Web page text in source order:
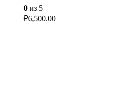
0 из 5
₽6,500.00